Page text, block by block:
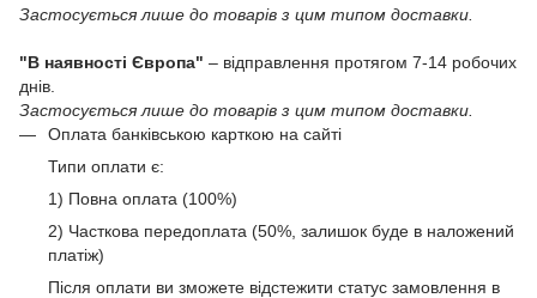
Застосується лише до товарів з цим типом доставки.
"В наявності Європа" – відправлення протягом 7-14 робочих
днів.
Застосується лише до товарів з цим типом доставки.
Оплата банківською карткою на сайті
Типи оплати є:
1) Повна оплата (100%)
2) Часткова передоплата (50%, залишок буде в наложений
платіж)
Після оплати ви зможете відстежити статус замовлення в